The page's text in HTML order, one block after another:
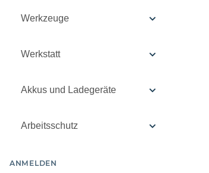
Werkzeuge
Werkstatt
Akkus und Ladegeräte
Arbeitsschutz
ANMELDEN